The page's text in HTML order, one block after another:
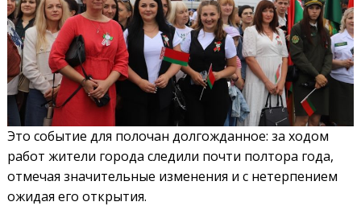
Это событие для полочан долгожданное: за ходом
работ жители города следили почти полтора года,
отмечая значительные изменения и с нетерпением
ожидая его открытия.